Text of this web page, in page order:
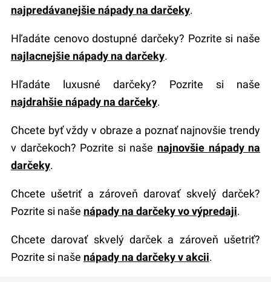
najpredávanejšie nápady na darčeky.
Hľadáte cenovo dostupné darčeky? Pozrite si naše
najlacnejšie nápady na darčeky.
Hľadáte luxusné darčeky? Pozrite si naše
najdrahšie nápady na darčeky.
Chcete byť vždy v obraze a poznať najnovšie trendy
v darčekoch? Pozrite si naše najnovšie nápady na
darčeky.
Chcete ušetriť a zároveň darovať skvelý darček?
Pozrite si naše nápady na darčeky vo výpredaji.
Chcete darovať skvelý darček a zároveň ušetriť?
Pozrite si naše nápady na darčeky v akcii.